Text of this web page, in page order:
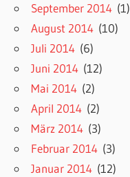
September 2014 (1)
August 2014 (10)
Juli 2014 (6)
Juni 2014 (12)
Mai 2014 (2)
April 2014 (2)
März 2014 (3)
Februar 2014 (3)
Januar 2014 (12)